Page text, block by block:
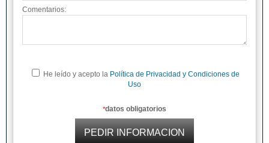
Comentarios:
He leído y acepto la Política de Privacidad y Condiciones de
Uso
*datos obligatorios